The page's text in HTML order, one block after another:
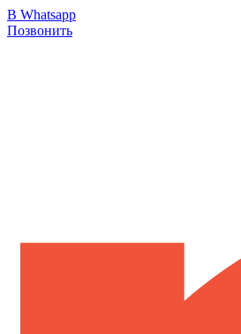
В Whatsapp
Позвонить